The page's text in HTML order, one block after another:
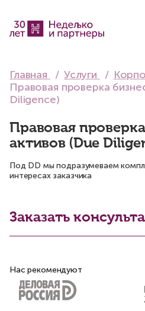
Главная Услуги
Правовая проверка
Diligence)
Правовая
активов (Due
Под DD мы подразумеваем
интересах заказчика
Заказать
Нас рекомендуют